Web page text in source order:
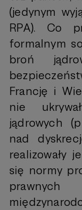
(jedynym
RPA). Co
formalnym
broń
Francję i
nie
jądrowych
nad
realizowały
się normy